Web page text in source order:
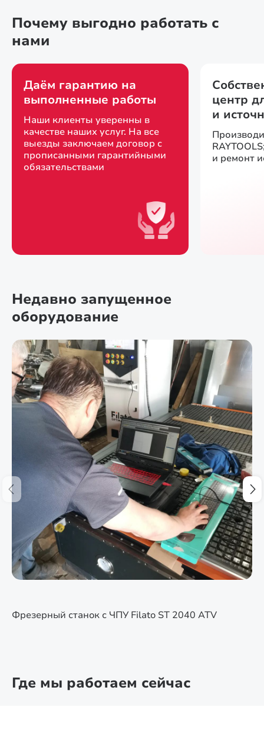
Почему выгодно работать с
нами
Даём гарантию на
выполненные работы
Наши клиенты уверенны в
качестве наших услуг. На все
выезды заключаем договор с
прописанными гарантийными
обязательствами
центр
и
и ремонт
Недавно запущенное
оборудование
Фрезерный станок с ЧПУ Filato ST 2040 ATV
Где мы работаем сейчас